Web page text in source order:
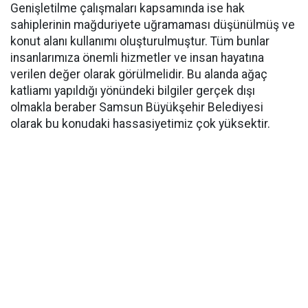
Genişletilme çalışmaları kapsamında ise hak
sahiplerinin mağduriyete uğramaması düşünülmüş ve
konut alanı kullanımı oluşturulmuştur. Tüm bunlar
insanlarımıza önemli hizmetler ve insan hayatına
verilen değer olarak görülmelidir. Bu alanda ağaç
katliamı yapıldığı yönündeki bilgiler gerçek dışı
olmakla beraber Samsun Büyükşehir Belediyesi
olarak bu konudaki hassasiyetimiz çok yüksektir.